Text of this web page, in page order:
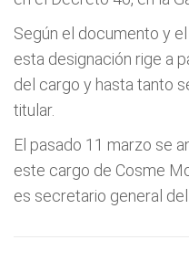
Según el documento y
esta designación rige a
del cargo y hasta tanto
titular.
El pasado 11 marzo se
este cargo de Cosme
es secretario general del